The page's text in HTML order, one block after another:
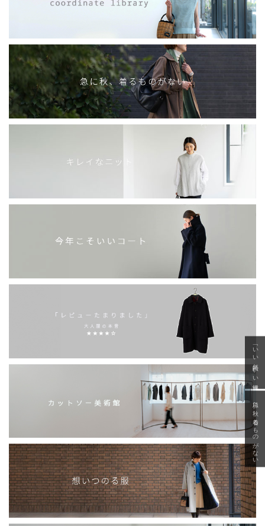
「いい年齢 いい洋服」
急に秋、着るものがない